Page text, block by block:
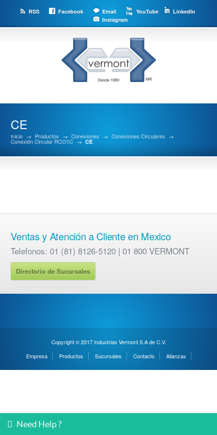
RSS Facebook Email YouTube
LinkedIn
Instagram
CE
Inicio → Productos → Conexiones → Conexiones Circulares →
Conexión Circular RCO1C → CE
Ventas y Atención a Cliente en Mexico
Telefonos: 01 (81) 8126-5120 | 01 800 VERMONT
Directorio de Sucursales
Copyright © 2017 Industrias Vermont S.A de C.V.
Empresa
Productos Sucursales Contacto Alianzas
Need Help ?